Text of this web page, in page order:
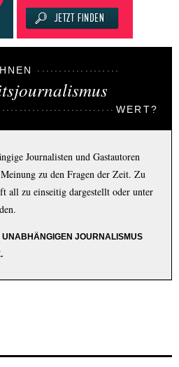
WERT?
Journalisten und Gastautoren
zu den Fragen der Zeit. Zu
all zu einseitig dargestellt oder unter
UNABHÄNGIGEN JOURNALISMUS